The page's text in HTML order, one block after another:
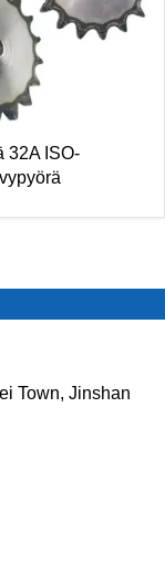
32A ISO-
Town, Jinshan